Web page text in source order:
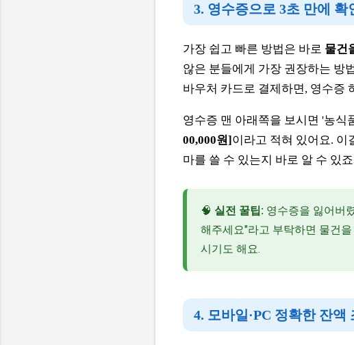
3. 영수증으로 3초 만에 확
가장 쉽고 빠른 방법은 바로 물건
않은 분들에게 가장 권장하는 방
바우처 카드로 결제하면, 영수증
영수증 맨 아래쪽을 보시면 '농식
00,000원]이라고 적혀 있어요. 이
마를 쓸 수 있는지 바로 알 수 있
🧠 실전 꿀팁: 영수증을 잃어버
해주세요"라고 부탁하면 물건
시기도 해요.
4. 모바일·PC 정확한 잔액